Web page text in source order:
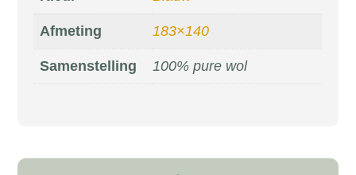
Afmeting 183×140
Samenstelling 100% pure wol